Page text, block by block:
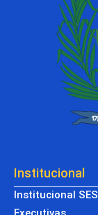
Institucional
Institucional SES